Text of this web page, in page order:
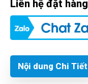
Liên hệ đặt
Nội dung Chi Tiết